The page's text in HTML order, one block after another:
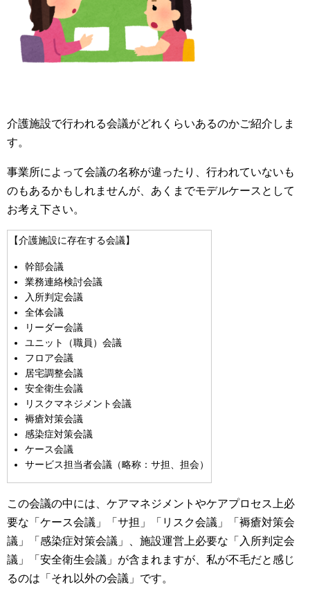
介護施設で行われる会議がどれくらいあるのかご紹介しま
す。
事業所によって会議の名称が違ったり、行われていないも
のもあるかもしれませんが、あくまでモデルケースとして
お考え下さい。
【介護施設に存在する会議】
幹部会議
業務連絡検討会議
入所判定会議
全体会議
リーダー会議
ユニット（職員）会議
フロア会議
居宅調整会議
安全衛生会議
リスクマネジメント会議
褥瘡対策会議
感染症対策会議
ケース会議
サービス担当者会議（略称：サ担、担会）
この会議の中には、ケアマネジメントやケアプロセス上必
要な「ケース会議」「サ担」「リスク会議」「褥瘡対策会
議」「感染症対策会議」、施設運営上必要な「入所判定会
議」「安全衛生会議」が含まれますが、私が不毛だと感じ
るのは「それ以外の会議」です。